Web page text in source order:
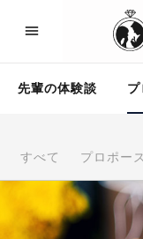
先輩の体験談
すべて プロポー
プロポーズサポ